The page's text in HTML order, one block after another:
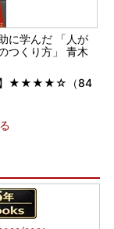
に学んだ 「人が
つくり方」 青木
】★★★★☆（84